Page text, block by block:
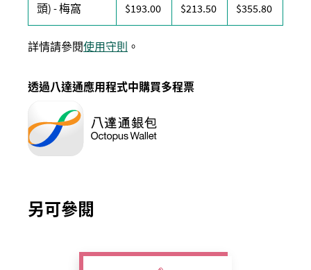
頭) - 梅窩
$193.00港幣 193 元
$213.50港幣 213.5 元
$355.80港幣
詳情請參閱使用守則 。
透過八達通應用程式中購買多程票
另可參閱